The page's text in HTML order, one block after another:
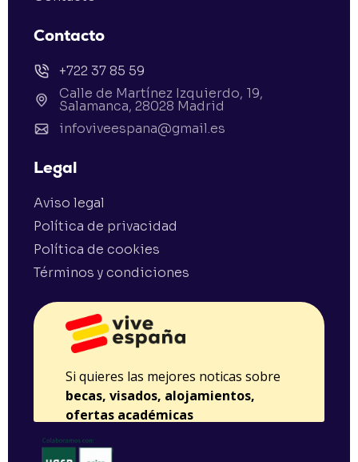
Contacto
+722 37 85 59
Calle de Martínez Izquierdo, 19,
Salamanca, 28028 Madrid
infoviveespana@gmail.es
Legal
Aviso legal
Política de privacidad
Política de cookies
Términos y condiciones